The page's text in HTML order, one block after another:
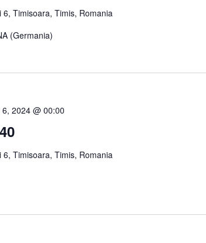
6, Timisoara, Timis, Romania
(Germania)
2024 @ 00:00
6, Timisoara, Timis, Romania